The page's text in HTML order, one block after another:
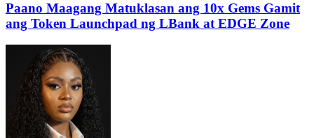
Paano Maagang Matuklasan ang 10x Gems Gamit
ang Token Launchpad ng LBank at EDGE Zone